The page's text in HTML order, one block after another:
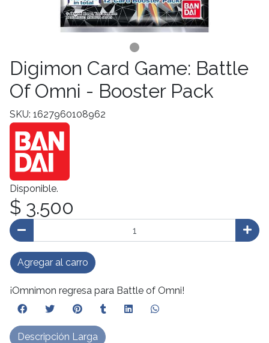
Digimon Card Game: Battle
Of Omni - Booster Pack
SKU: 1627960108962
Disponible.
$ 3.500
Agregar al carro
¡Omnimon regresa para Battle of Omni!
Descripción Larga